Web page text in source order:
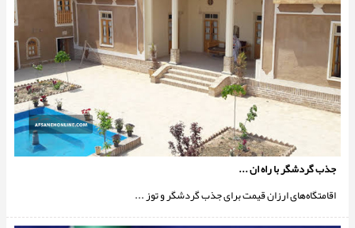
جذب گردشگر با راه ان ...
اقامتگاه‌های ارزان قیمت برای جذب گردشگر و توز ...